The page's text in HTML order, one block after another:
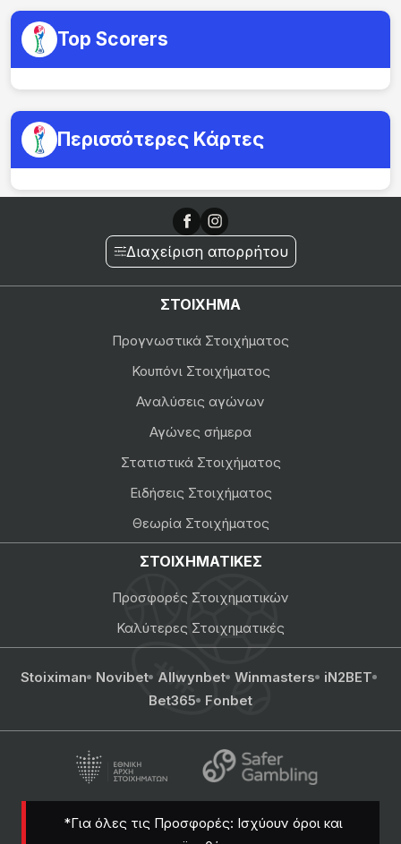
Top Scorers
Περισσότερες Κάρτες
Διαχείριση απορρήτου
ΣΤΟΙΧΗΜΑ
Προγνωστικά Στοιχήματος
Κουπόνι Στοιχήματος
Αναλύσεις αγώνων
Αγώνες σήμερα
Στατιστικά Στοιχήματος
Ειδήσεις Στοιχήματος
Θεωρία Στοιχήματος
ΣΤΟΙΧΗΜΑΤΙΚΕΣ
Προσφορές Στοιχηματικών
Καλύτερες Στοιχηματικές
Stoiximan Novibet Allwynbet Winmasters
iN2BET
Bet365
Fonbet
*Για όλες τις Προσφορές: Ισχύουν όροι και